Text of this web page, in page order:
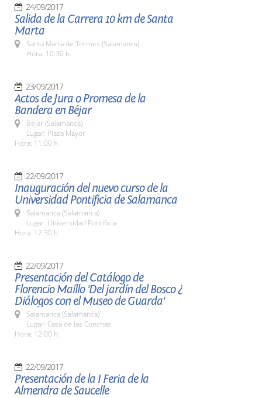
24/09/2017
Salida de la Carrera 10 km de Santa
Marta
Santa Marta de Tormes (Salamanca)
Hora: 10:30 h.
23/09/2017
Actos de Jura o Promesa de la
Bandera en Béjar
Béjar (Salamanca)
Lugar: Plaza Mayor
Hora: 11:00 h.
22/09/2017
Inauguración del nuevo curso de la
Universidad Pontificia de Salamanca
Salamanca (Salamanca)
Lugar: Universidad Pontificia
Hora: 12:30 h.
22/09/2017
Presentación del Catálogo de
Florencio Maíllo 'Del jardín del Bosco ¿
Diálogos con el Museo de Guarda'
Salamanca (Salamanca)
Lugar: Casa de las Conchas
Hora: 12:00 h.
22/09/2017
Presentación de la I Feria de la
Almendra de Saucelle